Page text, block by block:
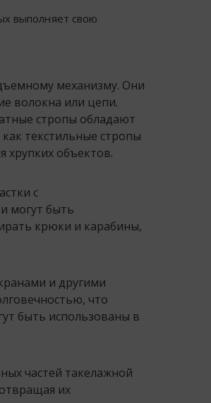
выполняет свою
механизму. Они
волокна или цепи.
стропы обладают
текстильные стропы
хрупких объектов.
с
могут быть
крюки и карабины,
и другими
что
быть использованы в
частей такелажной
их